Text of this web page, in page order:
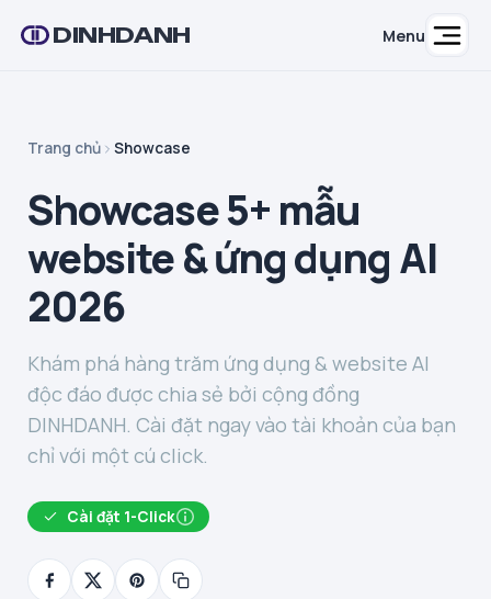
DINHDANH Menu
Trang chủ Showcase
Showcase 5+ mẫu
website & ứng dụng AI
2026
Khám phá hàng trăm ứng dụng & website AI
độc đáo được chia sẻ bởi cộng đồng
DINHDANH. Cài đặt ngay vào tài khoản của bạn
chỉ với một cú click.
Cài đặt 1-Click